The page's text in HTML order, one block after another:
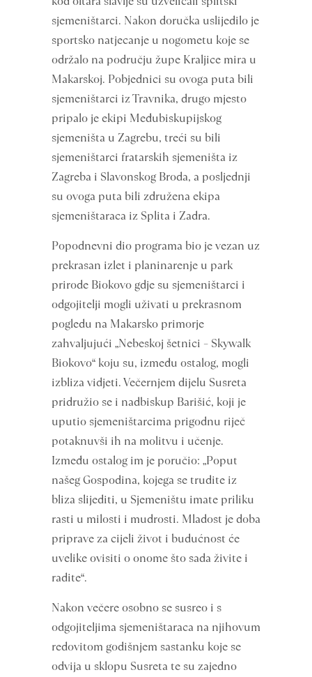
sjemeništarci. Nakon doručka uslijedilo je
sportsko natjecanje u nogometu koje se
održalo na području župe Kraljice mira u
Makarskoj. Pobjednici su ovoga puta bili
sjemeništarci iz Travnika, drugo mjesto
pripalo je ekipi Međubiskupijskog
sjemeništa u Zagrebu, treći su bili
sjemeništarci fratarskih sjemeništa iz
Zagreba i Slavonskog Broda, a posljednji
su ovoga puta bili združena ekipa
sjemeništaraca iz Splita i Zadra.
Popodnevni dio programa bio je vezan uz
prekrasan izlet i planinarenje u park
prirode Biokovo gdje su sjemeništarci i
odgojitelji mogli uživati u prekrasnom
pogledu na Makarsko primorje
zahvaljujući „Nebeskoj šetnici – Skywalk
Biokovo“ koju su, između ostalog, mogli
izbliza vidjeti. Večernjem dijelu Susreta
pridružio se i nadbiskup Barišić, koji je
uputio sjemeništarcima prigodnu riječ
potaknuvši ih na molitvu i učenje.
Između ostalog im je poručio: „Poput
našeg Gospodina, kojega se trudite iz
bliza slijediti, u Sjemeništu imate priliku
rasti u milosti i mudrosti. Mladost je doba
priprave za cijeli život i budućnost će
uvelike ovisiti o onome što sada živite i
radite“.
Nakon večere osobno se susreo i s
odgojiteljima sjemeništaraca na njihovum
redovitom godišnjem sastanku koje se
odvija u sklopu Susreta te su zajedno